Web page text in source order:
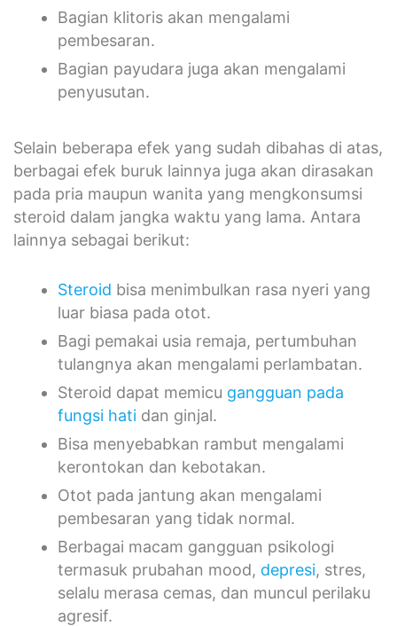
Bagian klitoris akan mengalami
pembesaran.
Bagian payudara juga akan mengalami
penyusutan.
Selain beberapa efek yang sudah dibahas di atas,
berbagai efek buruk lainnya juga akan dirasakan
pada pria maupun wanita yang mengkonsumsi
steroid dalam jangka waktu yang lama. Antara
lainnya sebagai berikut:
Steroid bisa menimbulkan rasa nyeri yang
luar biasa pada otot.
Bagi pemakai usia remaja, pertumbuhan
tulangnya akan mengalami perlambatan.
Steroid dapat memicu gangguan pada
fungsi hati dan ginjal.
Bisa menyebabkan rambut mengalami
kerontokan dan kebotakan.
Otot pada jantung akan mengalami
pembesaran yang tidak normal.
Berbagai macam gangguan psikologi
termasuk prubahan mood, depresi, stres,
selalu merasa cemas, dan muncul perilaku
agresif.